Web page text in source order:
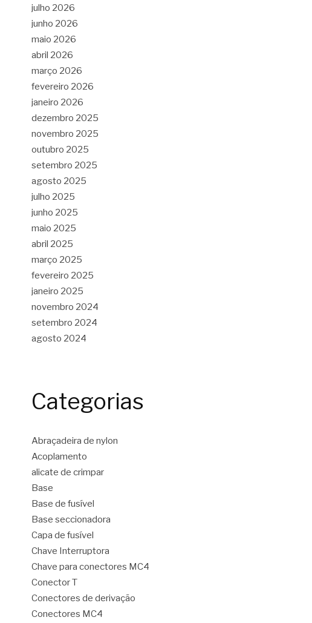
julho 2026
junho 2026
maio 2026
abril 2026
março 2026
fevereiro 2026
janeiro 2026
dezembro 2025
novembro 2025
outubro 2025
setembro 2025
agosto 2025
julho 2025
junho 2025
maio 2025
abril 2025
março 2025
fevereiro 2025
janeiro 2025
novembro 2024
setembro 2024
agosto 2024
Categorias
Abraçadeira de nylon
Acoplamento
alicate de crimpar
Base
Base de fusível
Base seccionadora
Capa de fusível
Chave Interruptora
Chave para conectores MC4
Conector T
Conectores de derivação
Conectores MC4